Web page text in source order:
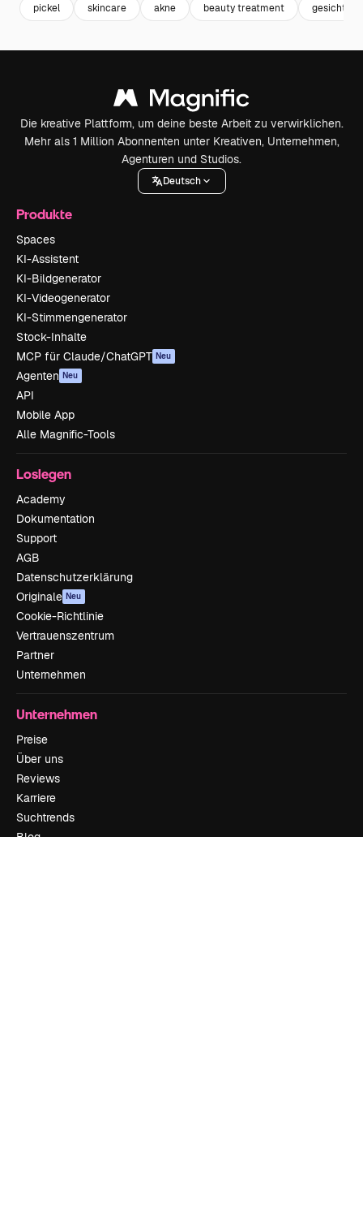
pickel skincare akne beauty treatment
Die kreative Plattform, um deine beste Arbeit zu verwirklichen.
Mehr als 1 Million Abonnenten unter Kreativen, Unternehmen,
Agenturen und Studios.
Deutsch
Produkte
Spaces
KI-Assistent
KI-Bildgenerator
KI-Videogenerator
KI-Stimmengenerator
Stock-Inhalte
MCP für Claude/ChatGPT Neu
Agenten Neu
API
Mobile App
Alle Magnific-Tools
Loslegen
Academy
Dokumentation
Support
AGB
Datenschutzerklärung
Originale Neu
Cookie-Richtlinie
Vertrauenszentrum
Partner
Unternehmen
Unternehmen
Preise
Über uns
Reviews
Karriere
Suchtrends
Blog